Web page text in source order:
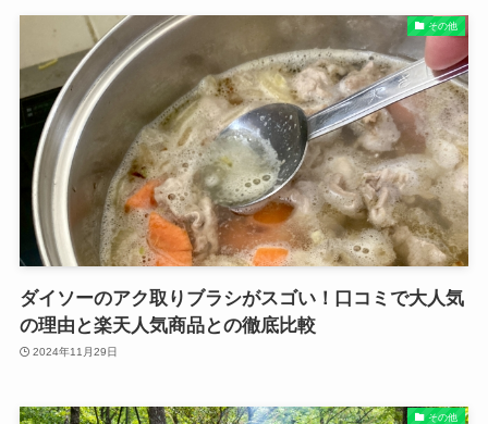
その他
ダイソーのアク取りブラシがスゴい！口コミで大人気
の理由と楽天人気商品との徹底比較
2024年11月29日
その他